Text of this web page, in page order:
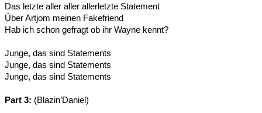
Das letzte aller aller allerletzte Statement
Über Artjom meinen Fakefriend
Hab ich schon gefragt ob ihr Wayne kennt?
Junge, das sind Statements
Junge, das sind Statements
Junge, das sind Statements
Part 3: (Blazin’Daniel)